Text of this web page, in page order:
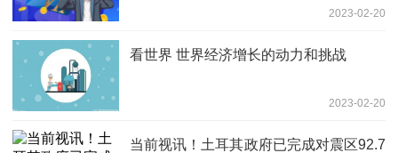
2023-02-20
看世界 世界经济增长的动力和挑战
2023-02-20
当前视讯！土耳其政府已完成对震区92.7